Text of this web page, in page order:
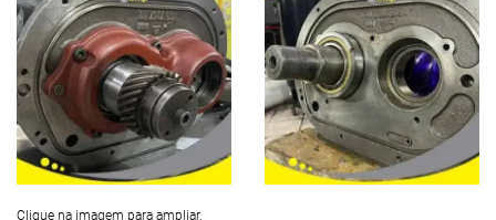
Clique na imagem para ampliar.